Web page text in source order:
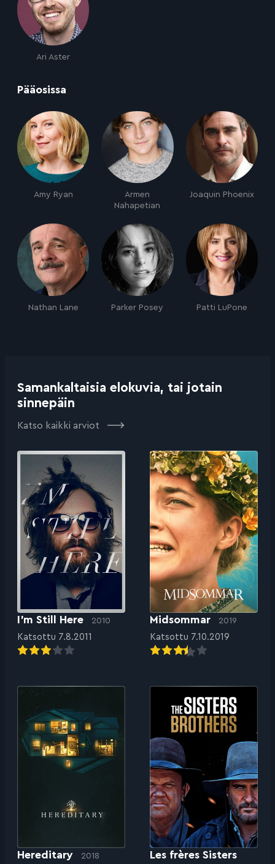
Ari Aster
Pääosissa
Amy Ryan
Armen
Nahapetian
Joaquin Phoenix
Nathan Lane Parker Posey Patti LuPone
Samankaltaisia elokuvia, tai jotain
sinnepäin
Katso kaikki arviot
I’m Still Here 2010
Katsottu 7.8.2011
Midsommar 2019
Katsottu 7.10.2019
Hereditary 2018 Les frères Sisters